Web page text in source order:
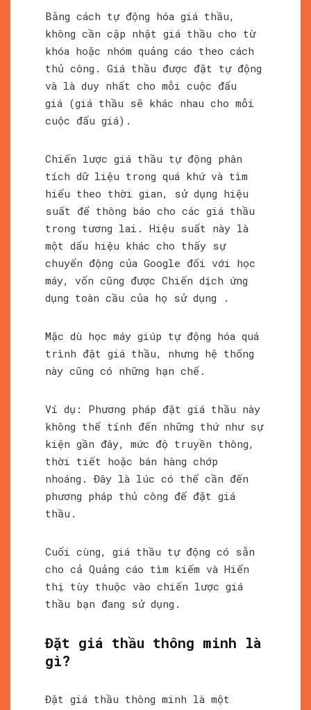
Bằng cách tự động hóa giá thầu,
không cần cập nhật giá thầu cho từ
khóa hoặc nhóm quảng cáo theo cách
thủ công. Giá thầu được đặt tự động
và là duy nhất cho mỗi cuộc đấu
giá (giá thầu sẽ khác nhau cho mỗi
cuộc đấu giá).
Chiến lược giá thầu tự động phân
tích dữ liệu trong quá khứ và tìm
hiểu theo thời gian, sử dụng hiệu
suất để thông báo cho các giá thầu
trong tương lai. Hiệu suất này là
một dấu hiệu khác cho thấy sự
chuyển động của Google đối với học
máy, vốn cũng được Chiến dịch ứng
dụng toàn cầu của họ sử dụng .
Mặc dù học máy giúp tự động hóa quá
trình đặt giá thầu, nhưng hệ thống
này cũng có những hạn chế.
Ví dụ: Phương pháp đặt giá thầu này
không thể tính đến những thứ như sự
kiện gần đây, mức độ truyền thông,
thời tiết hoặc bán hàng chớp
nhoáng. Đây là lúc có thể cần đến
phương pháp thủ công để đặt giá
thầu.
Cuối cùng, giá thầu tự động có sẵn
cho cả Quảng cáo tìm kiếm và Hiển
thị tùy thuộc vào chiến lược giá
thầu bạn đang sử dụng.
Đặt giá thầu thông minh là
gì?
Đặt giá thầu thông minh là một